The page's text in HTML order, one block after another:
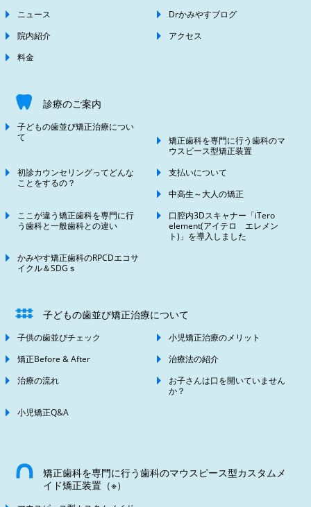
ニュース
Drかみやすブログ
院内紹介
アクセス
料金
診療のご案内
子どもの歯並び矯正治療につい
て
矯正歯科を専門に行う歯科のマ
ウスピース型矯正装置
初診カウンセリングってどんな
ことをするの？
支払いについて
中高生～大人の矯正
ここが違う矯正歯科を専門に行
う歯科と一般歯科との違い
口腔内3Dスキャナー「iTero
element(アイテロ エレメン
ト)」を導入しました
かみやす矯正歯科のRPCDエコサ
イクル＆SDGｓ
子どもの歯並び矯正治療について
子供の歯並びチェック
小児矯正治療のメリット
矯正Before & After
治療法の紹介
治療の流れ
お子さんは口を開いていません
か？
小児矯正Q&A
矯正歯科を専門に行う歯科のマウスピース型カスタムメ
イド矯正装置（※）